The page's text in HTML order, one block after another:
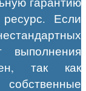
Если
выполнения
так как